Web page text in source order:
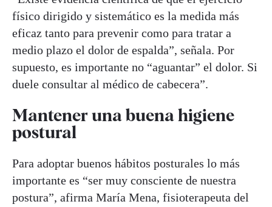
físico dirigido y sistemático es la medida más
eficaz tanto para prevenir como para tratar a
medio plazo el dolor de espalda”, señala. Por
supuesto, es importante no “aguantar” el dolor. Si
duele consultar al médico de cabecera”.
Mantener una buena higiene
postural
Para adoptar buenos hábitos posturales lo más
importante es “ser muy consciente de nuestra
postura”, afirma María Mena, fisioterapeuta del